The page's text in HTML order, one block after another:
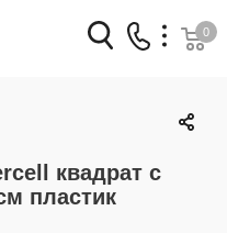
звонок
79-04-04
959-88-32
0
квадрат с
пластик